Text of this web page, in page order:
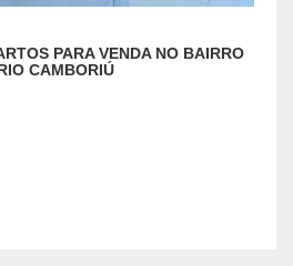
PARA VENDA NO BAIRRO
CAMBORIÚ